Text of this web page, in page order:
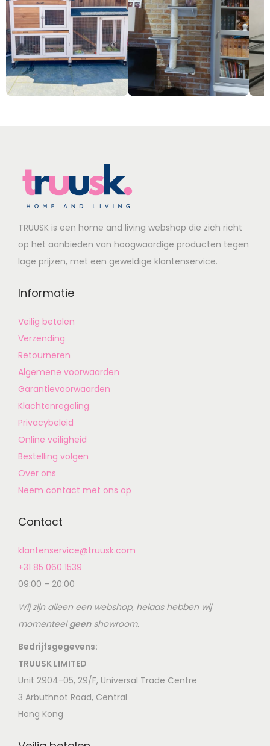
TRUUSK is een home and living webshop die zich richt
op het aanbieden van hoogwaardige producten tegen
lage prijzen, met een geweldige klantenservice.
Informatie
Veilig betalen
Verzending
Retourneren
Algemene voorwaarden
Garantievoorwaarden
Klachtenregeling
Privacybeleid
Online veiligheid
Bestelling volgen
Over ons
Neem contact met ons op
Contact
klantenservice@truusk.com
+31 85 060 1539
09:00 – 20:00
Wij zijn alleen een webshop, helaas hebben wij
momenteelgeenshowroom.
Bedrijfsgegevens:
TRUUSK LIMITED
Unit 2904-05, 29/F, Universal Trade Centre
3 Arbuthnot Road, Central
Hong Kong